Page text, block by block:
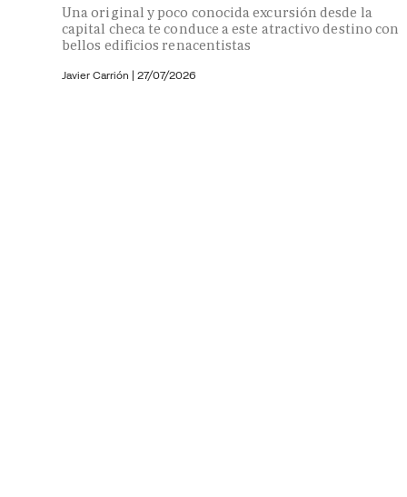
Una original y poco conocida excursión desde la
capital checa te conduce a este atractivo destino con
bellos edificios renacentistas
Javier Carrión | 27/07/2026